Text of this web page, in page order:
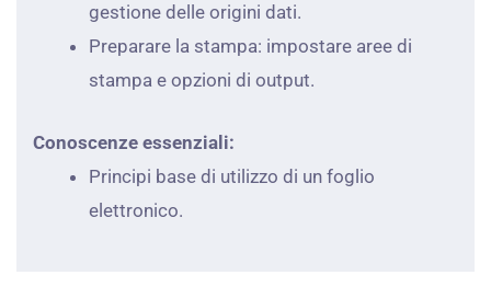
gestione delle origini dati.
Preparare la stampa: impostare aree di
stampa e opzioni di output.
Conoscenze essenziali:
Principi base di utilizzo di un foglio
elettronico.